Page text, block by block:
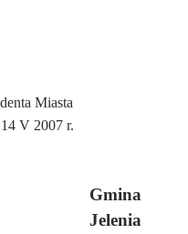
Miasta
V 2007 r.
Gmina
Jelenia